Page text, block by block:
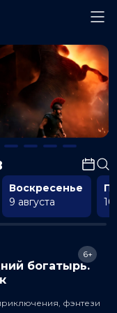
Воскресенье
9 августа
10
богатырь.
6+
фэнтези